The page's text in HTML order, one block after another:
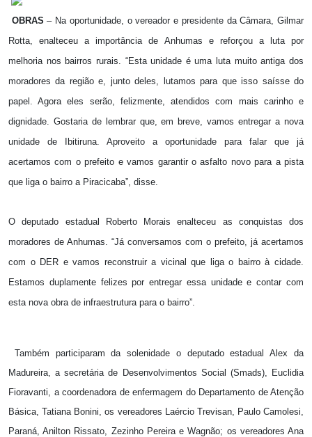
OBRAS – Na oportunidade, o vereador e presidente da Câmara, Gilmar
Rotta, enalteceu a importância de Anhumas e reforçou a luta por
melhoria nos bairros rurais. “Esta unidade é uma luta muito antiga dos
moradores da região e, junto deles, lutamos para que isso saísse do
papel. Agora eles serão, felizmente, atendidos com mais carinho e
dignidade. Gostaria de lembrar que, em breve, vamos entregar a nova
unidade de Ibitiruna. Aproveito a oportunidade para falar que já
acertamos com o prefeito e vamos garantir o asfalto novo para a pista
que liga o bairro a Piracicaba”, disse.
O deputado estadual Roberto Morais enalteceu as conquistas dos
moradores de Anhumas. “Já conversamos com o prefeito, já acertamos
com o DER e vamos reconstruir a vicinal que liga o bairro à cidade.
Estamos duplamente felizes por entregar essa unidade e contar com
esta nova obra de infraestrutura para o bairro”.
Também participaram da solenidade o deputado estadual Alex da
Madureira, a secretária de Desenvolvimentos Social (Smads), Euclidia
Fioravanti, a coordenadora de enfermagem do Departamento de Atenção
Básica, Tatiana Bonini, os vereadores Laércio Trevisan, Paulo Camolesi,
Paraná, Anilton Rissato, Zezinho Pereira e Wagnão; os vereadores Ana